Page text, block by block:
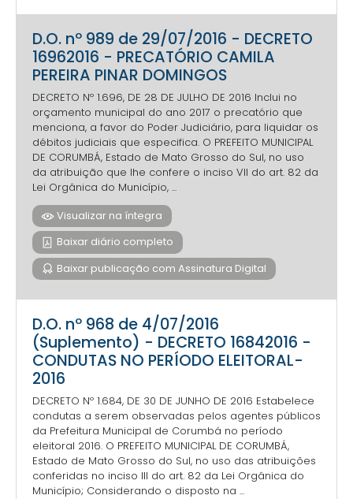
D.O. nº 989 de 29/07/2016 - DECRETO
16962016 - PRECATÓRIO CAMILA
PEREIRA PINAR DOMINGOS
DECRETO Nº 1.696, DE 28 DE JULHO DE 2016 Inclui no
orçamento municipal do ano 2017 o precatório que
menciona, a favor do Poder Judiciário, para liquidar os
débitos judiciais que especifica. O PREFEITO MUNICIPAL
DE CORUMBÁ, Estado de Mato Grosso do Sul, no uso
da atribuição que lhe confere o inciso VII do art. 82 da
Lei Orgânica do Município, ...
Visualizar na íntegra
Baixar diário completo
Baixar publicação com Assinatura Digital
D.O. nº 968 de 4/07/2016
(Suplemento) - DECRETO 16842016 -
CONDUTAS NO PERÍODO ELEITORAL-
2016
DECRETO Nº 1.684, DE 30 DE JUNHO DE 2016 Estabelece
condutas a serem observadas pelos agentes públicos
da Prefeitura Municipal de Corumbá no período
eleitoral 2016. O PREFEITO MUNICIPAL DE CORUMBÁ,
Estado de Mato Grosso do Sul, no uso das atribuições
conferidas no inciso III do art. 82 da Lei Orgânica do
Município; Considerando o disposto na ...